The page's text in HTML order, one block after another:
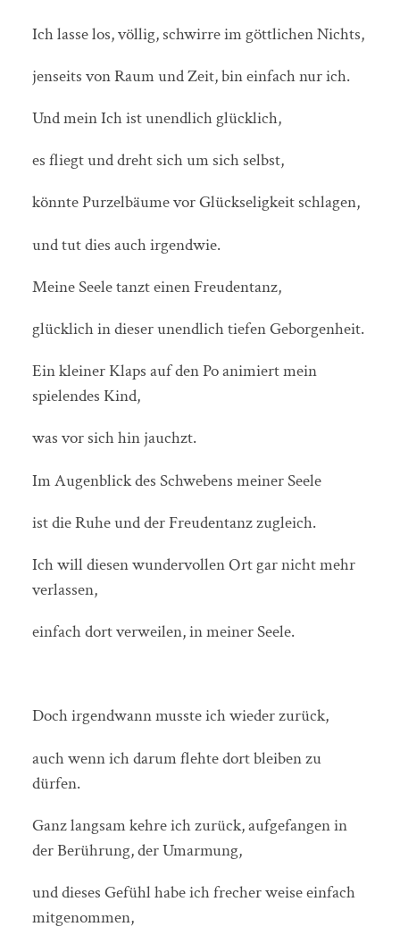
Ich lasse los, völlig, schwirre im göttlichen Nichts,
jenseits von Raum und Zeit, bin einfach nur ich.
Und mein Ich ist unendlich glücklich,
es fliegt und dreht sich um sich selbst,
könnte Purzelbäume vor Glückseligkeit schlagen,
und tut dies auch irgendwie.
Meine Seele tanzt einen Freudentanz,
glücklich in dieser unendlich tiefen Geborgenheit.
Ein kleiner Klaps auf den Po animiert mein
spielendes Kind,
was vor sich hin jauchzt.
Im Augenblick des Schwebens meiner Seele
ist die Ruhe und der Freudentanz zugleich.
Ich will diesen wundervollen Ort gar nicht mehr
verlassen,
einfach dort verweilen, in meiner Seele.
Doch irgendwann musste ich wieder zurück,
auch wenn ich darum flehte dort bleiben zu
dürfen.
Ganz langsam kehre ich zurück, aufgefangen in
der Berührung, der Umarmung,
und dieses Gefühl habe ich frecher weise einfach
mitgenommen,